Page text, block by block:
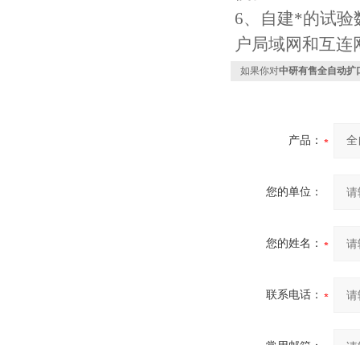
6、自建*的试验
户局域网和互
如果你对中研有售全自动扩
产品：
您的单位：
您的姓名：
联系电话：